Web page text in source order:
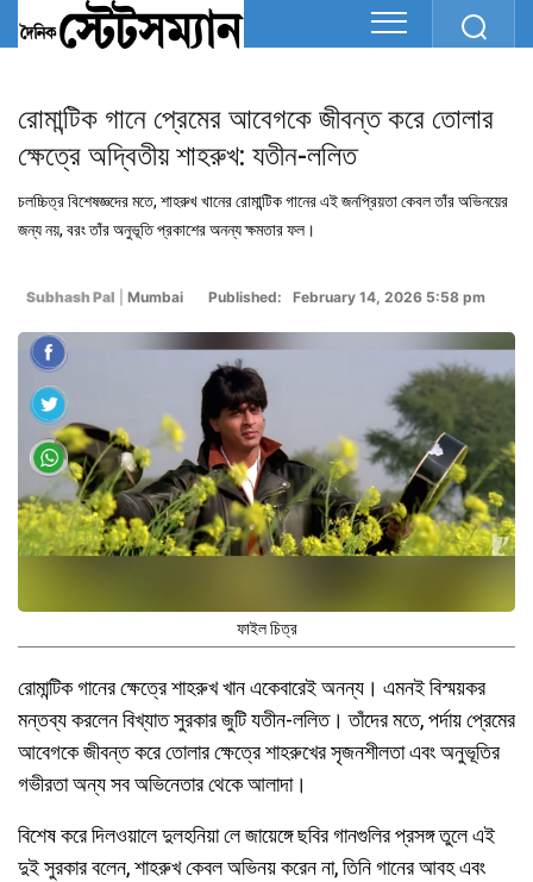
রোমান্টিক গানে প্রেমের আবেগকে জীবন্ত করে তোলার
ক্ষেত্রে অদ্বিতীয় শাহরুখ: যতীন-ললিত
চলচ্চিত্র বিশেষজ্ঞদের মতে, শাহরুখ খানের রোমান্টিক গানের এই জনপ্রিয়তা কেবল তাঁর অভিনয়ের
জন্য নয়, বরং তাঁর অনুভূতি প্রকাশের অনন্য ক্ষমতার ফল।
Subhash Pal Mumbai Published: February 14, 2026 5:58 pm
ফাইল চিত্র
রোমান্টিক গানের ক্ষেত্রে শাহরুখ খান একেবারেই অনন্য। এমনই বিস্ময়কর
মন্তব্য করলেন বিখ্যাত সুরকার জুটি যতীন-ললিত। তাঁদের মতে, পর্দায় প্রেমের
আবেগকে জীবন্ত করে তোলার ক্ষেত্রে শাহরুখের সৃজনশীলতা এবং অনুভূতির
গভীরতা অন্য সব অভিনেতার থেকে আলাদা।
বিশেষ করে দিলওয়ালে দুলহনিয়া লে জায়েঙ্গে ছবির গানগুলির প্রসঙ্গ তুলে এই
দুই সুরকার বলেন, শাহরুখ কেবল অভিনয় করেন না, তিনি গানের আবহ এবং